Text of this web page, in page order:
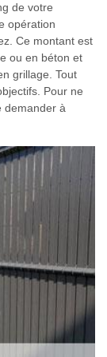
de votre
opération
Ce montant est
ou en béton et
grillage. Tout
Pour ne
demander à